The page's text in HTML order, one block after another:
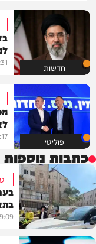
חדשות
פוליטי
כתבות נוספות